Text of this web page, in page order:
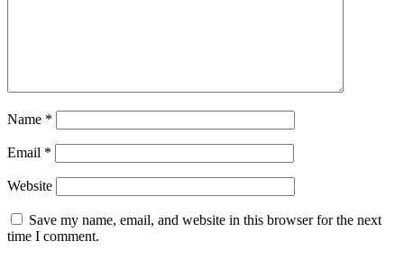
Name *
Email *
Website
Save my name, email, and website in this browser for the next
time I comment.